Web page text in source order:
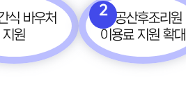
식 바우처
지원
2공공산후조리원
이용료 지원 확대